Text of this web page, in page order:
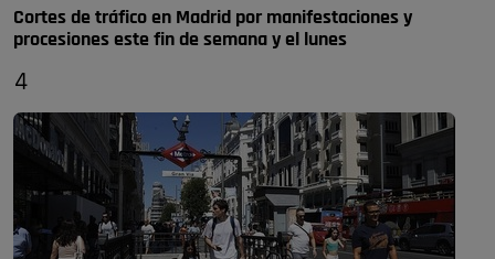
Cortes de tráfico en Madrid por manifestaciones y
procesiones este fin de semana y el lunes
4